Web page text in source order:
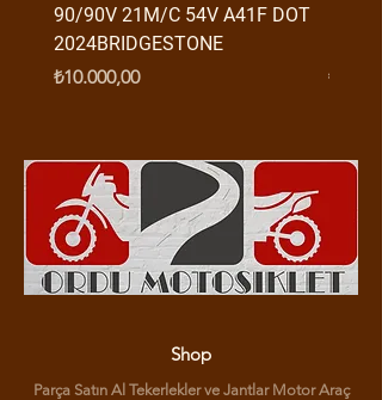
90/90V 21M/C 54V A41F DOT
2024BRIDGESTONE
Fiyat
₺10.000,00
Fiyat
₺950,00
Shop
Parça Satın Al Tekerlekler ve Jantlar Motor Araç